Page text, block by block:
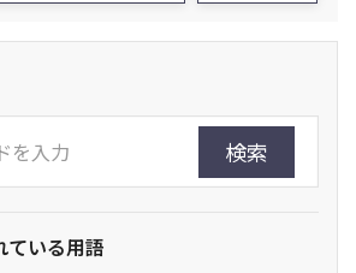
検索
ている用語